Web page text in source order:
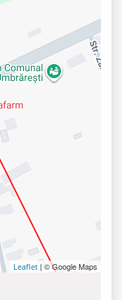
Leaflet | © Google Maps